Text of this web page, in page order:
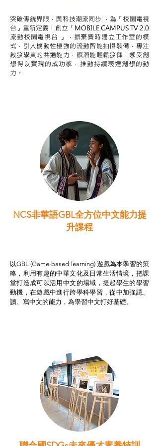
突破傳統界限，與科技潮流同步 ，為「校園電視
台」重新定義！創立「MOBILE CAMPUS TV 2.0
流動校園電視台 」，摒棄費時建立工作室的模
式，引人機動性極強的流動智能拍攝裝備，專注
啟發學員的共通能力，譔潛能輕鬆發揮，感受創
想得以實現的成功感，推動持續表達創想的動
力。
NCS非華語GBL全方位中文能力提
升課程
以GBL (Game-based learning) 遊戲為本學習的策
略，利用有趣的中華文化及日常生活情境，把課
堂打造成可以活用中文的場域，提起學生的學習
動機，在遊戲中進行跨學科學習，從中加強認、
讀、寫中文的能力，為學習中文打好基礎。